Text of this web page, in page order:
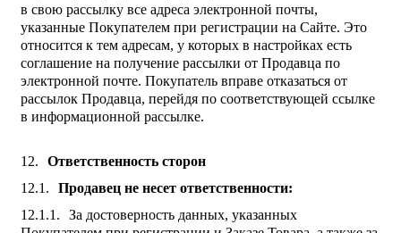
в свою рассылку все адреса электронной почты,
указанные Покупателем при регистрации на Сайте. Это
относится к тем адресам, у которых в настройках есть
соглашение на получение рассылки от Продавца по
электронной почте. Покупатель вправе отказаться от
рассылок Продавца, перейдя по соответствующей ссылке
в информационной рассылке.
Ответственность сторон
Продавец не несет ответственности:
За достоверность данных, указанных